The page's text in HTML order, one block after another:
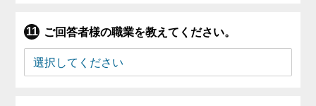
ご回答者様の職業を教えてください。